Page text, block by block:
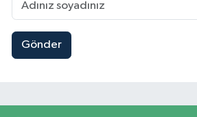
Gönder